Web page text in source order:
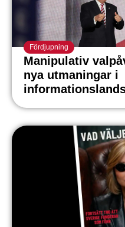
Fördjupning
Manipulativ
nya utmaningar i